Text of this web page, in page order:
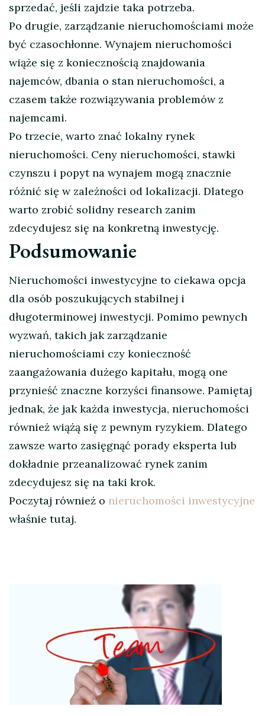
sprzedać, jeśli zajdzie taka potrzeba.
Po drugie, zarządzanie nieruchomościami może
być czasochłonne. Wynajem nieruchomości
wiąże się z koniecznością znajdowania
najemców, dbania o stan nieruchomości, a
czasem także rozwiązywania problemów z
najemcami.
Po trzecie, warto znać lokalny rynek
nieruchomości. Ceny nieruchomości, stawki
czynszu i popyt na wynajem mogą znacznie
różnić się w zależności od lokalizacji. Dlatego
warto zrobić solidny research zanim
zdecydujesz się na konkretną inwestycję.
Podsumowanie
Nieruchomości inwestycyjne to ciekawa opcja
dla osób poszukujących stabilnej i
długoterminowej inwestycji. Pomimo pewnych
wyzwań, takich jak zarządzanie
nieruchomościami czy konieczność
zaangażowania dużego kapitału, mogą one
przynieść znaczne korzyści finansowe. Pamiętaj
jednak, że jak każda inwestycja, nieruchomości
również wiążą się z pewnym ryzykiem. Dlatego
zawsze warto zasięgnąć porady eksperta lub
dokładnie przeanalizować rynek zanim
zdecydujesz się na taki krok.
Poczytaj również o nieruchomości inwestycyjne
właśnie tutaj.